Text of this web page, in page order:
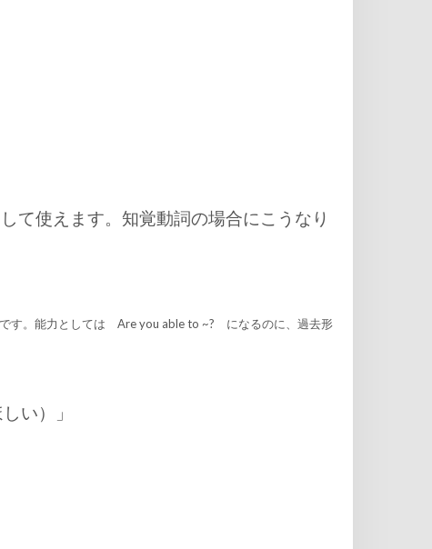
て使えます。知覚動詞の場合にこうなり
です。能力としては Are you able to ~? になるのに、過去形
い）」